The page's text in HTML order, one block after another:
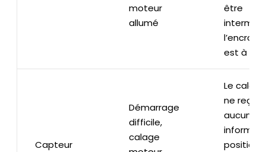
moteur
allumé
être
est à
Capteur
Démarrage
difficile,
calage
Le
ne reçoit
aucune
position,